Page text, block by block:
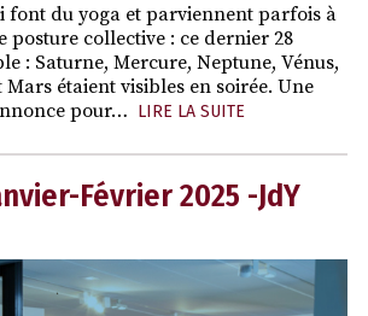
font du yoga et parviennent parfois à
posture collective : ce dernier 28
: Saturne, Mercure, Neptune, Vénus,
étaient visibles en soirée. Une
pour… LIRE LA SUITE
Février 2025 -JdY